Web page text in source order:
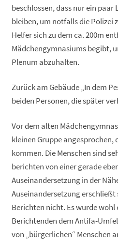
beschlossen, dass nur ein paar
bleiben, um notfalls die Polizei
Helfer sich zu dem ca. 200m
Mädchengymnasiums begibt,
Plenum abzuhalten.
Zurück am Gebäude „In dem
beiden Personen, die später
Vor dem alten
kleinen Gruppe angesprochen,
kommen. Die Menschen sind
berichten von einer gerade
Auseinandersetzung in der
Auseinandersetzung erschließt
Berichten nicht. Es wurde wohl
Berichtenden dem Antifa-
von „bürgerlichen“ Menschen